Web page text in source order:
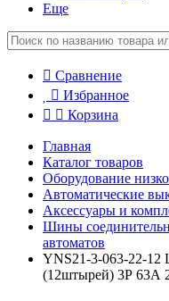
Еще
Сравнение
Избранное
Корзина
Главная
Каталог товаров
Оборудование
Автоматические
Аксессуары и
Шины
автоматов
YNS21-3-063-22-12
(12штырей) 3Р 63А